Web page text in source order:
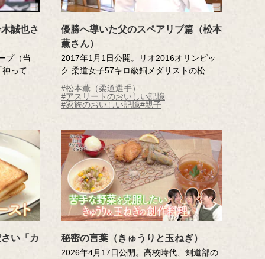
誠也さ
プ（当
ってる
優勝へ導いた父のスペアリブ篇（松本
薫さん）
2017年1月1日公開。リオ2016オリンピッ
ク 柔道女子57キロ級銅メダリストの松本薫
選手。少食で食事が苦手だった松本選手
に、食生活改善の大切さを気づかせてくれ
たのは、父のつくるおいしいスペアリブで
#松本薫（柔道選手）
#アスリートのおいしい記憶
#家族のおいしい記憶#親子
い「カ 秘密の言葉（きゅうりと玉ねぎ）
2026年4月17日公開。高校時代、剣道部の